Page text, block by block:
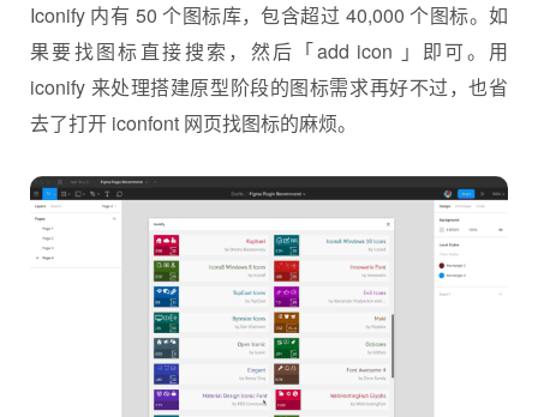
Iconify 内有 50 个图标库，包含超过 40,000 个图标。如
果要找图标直接搜索，然后「add icon 」即可。用
iconify 来处理搭建原型阶段的图标需求再好不过，也省
去了打开 iconfont 网页找图标的麻烦。